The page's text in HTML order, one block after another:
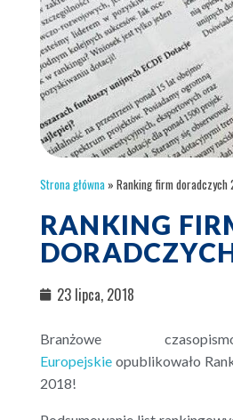
Strona główna » Ranking firm doradczych
RANKING
23 lipca, 2018
Branżowe
Europejskie opublikowało
2018!